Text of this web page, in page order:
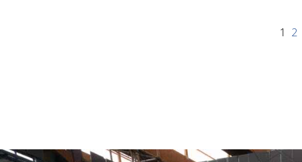
1 2